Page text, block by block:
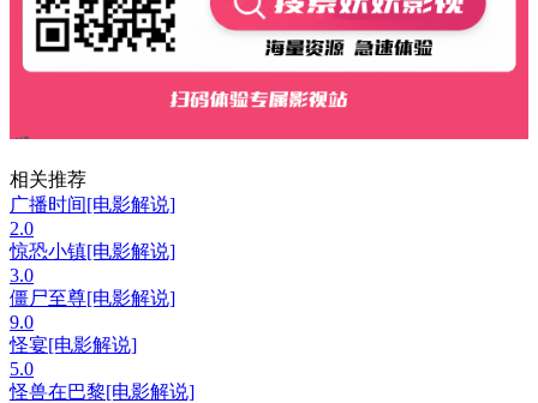
相关推荐
广播时间[电影解说]
2.0
惊恐小镇[电影解说]
3.0
僵尸至尊[电影解说]
9.0
怪宴[电影解说]
5.0
怪兽在巴黎[电影解说]